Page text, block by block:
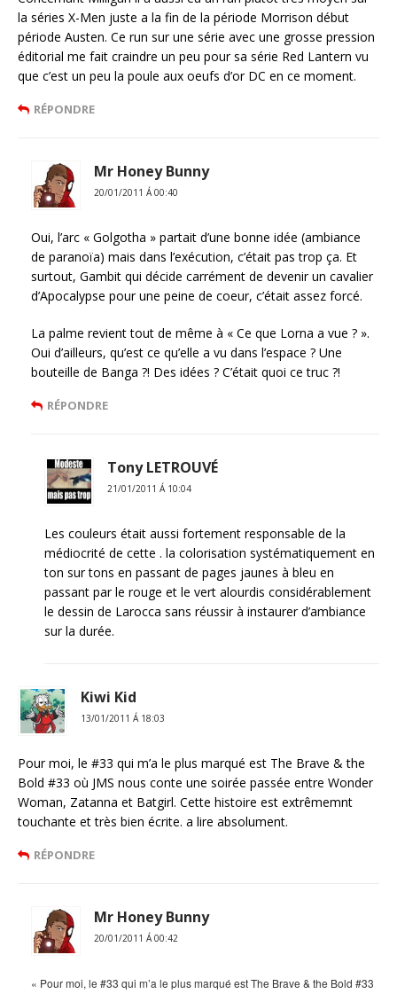
la séries X-Men juste a la fin de la période Morrison début
période Austen. Ce run sur une série avec une grosse pression
éditorial me fait craindre un peu pour sa série Red Lantern vu
que c’est un peu la poule aux oeufs d’or DC en ce moment.
RÉPONDRE
Mr Honey Bunny
20/01/2011 Á 00:40
Oui, l’arc « Golgotha » partait d’une bonne idée (ambiance
de paranoïa) mais dans l’exécution, c’était pas trop ça. Et
surtout, Gambit qui décide carrément de devenir un cavalier
d’Apocalypse pour une peine de coeur, c’était assez forcé.
La palme revient tout de même à « Ce que Lorna a vue ? ».
Oui d’ailleurs, qu’est ce qu’elle a vu dans l’espace ? Une
bouteille de Banga ?! Des idées ? C’était quoi ce truc ?!
RÉPONDRE
Tony LETROUVÉ
21/01/2011 Á 10:04
Les couleurs était aussi fortement responsable de la
médiocrité de cette . la colorisation systématiquement en
ton sur tons en passant de pages jaunes à bleu en
passant par le rouge et le vert alourdis considérablement
le dessin de Larocca sans réussir à instaurer d’ambiance
sur la durée.
Kiwi Kid
13/01/2011 Á 18:03
Pour moi, le #33 qui m’a le plus marqué est The Brave & the
Bold #33 où JMS nous conte une soirée passée entre Wonder
Woman, Zatanna et Batgirl. Cette histoire est extrêmemnt
touchante et très bien écrite. a lire absolument.
RÉPONDRE
Mr Honey Bunny
20/01/2011 Á 00:42
« Pour moi, le #33 qui m’a le plus marqué est The Brave & the Bold #33